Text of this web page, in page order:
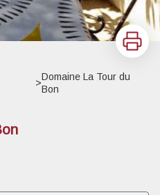
Imprimer
>
Domaine La Tour du
Bon